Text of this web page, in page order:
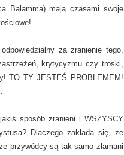
Balamma) mają czasami swoje
za zranienie tego,
krytycyzmu czy troski,
TO TY JESTEŚ PROBLEMEM!
sposób zranieni i WSZYSCY
Dlaczego zakłada się, że
przywódcy są tak samo złamani